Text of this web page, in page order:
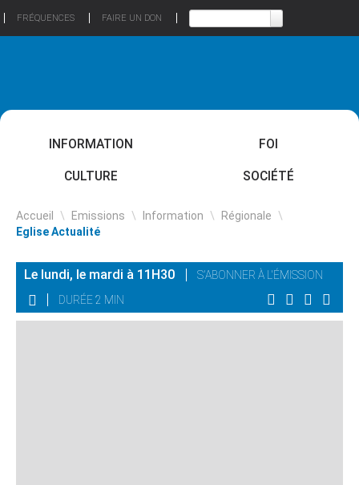
FRÉQUENCES FAIRE UN DON
INFORMATION FOI
CULTURE SOCIÉTÉ
Accueil \ Emissions \ Information \ Régionale \
Eglise Actualité
Le lundi, le mardi à 11H30
S'ABONNER À L'ÉMISSION
DURÉE 2 MIN